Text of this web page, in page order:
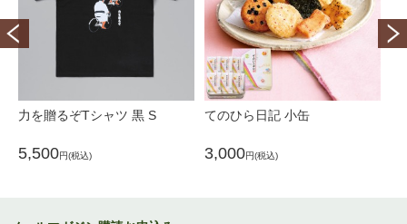
力を贈るぞTシャツ 黒 S
5,500円(税込)
てのひら日記 小缶
3,000円(税込)